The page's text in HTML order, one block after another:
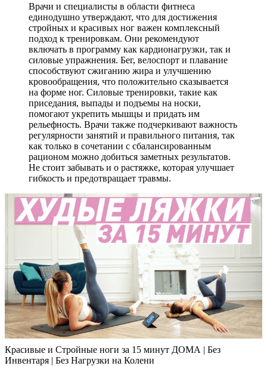
Врачи и специалисты в области фитнеса
единодушно утверждают, что для достижения
стройных и красивых ног важен комплексный
подход к тренировкам. Они рекомендуют
включать в программу как кардионагрузки, так и
силовые упражнения. Бег, велоспорт и плавание
способствуют сжиганию жира и улучшению
кровообращения, что положительно сказывается
на форме ног. Силовые тренировки, такие как
приседания, выпады и подъемы на носки,
помогают укрепить мышцы и придать им
рельефность. Врачи также подчеркивают важность
регулярности занятий и правильного питания, так
как только в сочетании с сбалансированным
рационом можно добиться заметных результатов.
Не стоит забывать и о растяжке, которая улучшает
гибкость и предотвращает травмы.
Красивые и Стройные ноги за 15 минут ДОМА | Без
Инвентаря | Без Нагрузки на Колени